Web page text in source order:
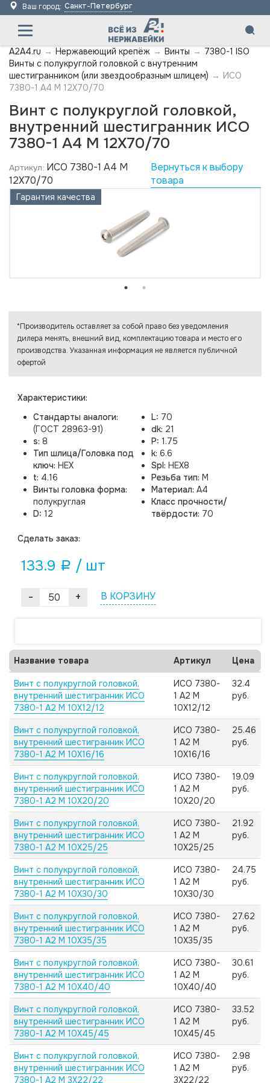
Ваш город: Санкт-Петербург
A2A4.ru → Нержавеющий крепёж → Винты → 7380-1 ISO
Винты с полукруглой головкой с внутренним
шестигранником (или звездообразным шлицем) → ИСО
7380-1 А4 M 12X70/70
Винт с полукруглой головкой,
внутренний шестигранник ИСО
7380-1 А4 M 12X70/70
Артикул: ИСО 7380-1 А4 M
12X70/70
Вернуться к выбору
товара
Гарантия качества
Характеристики:
Стандарты аналоги:
(ГОСТ 28963-91)
s: 8
Тип шлица/Головка под
ключ: HEX
t: 4.16
Винты головка форма:
полукруглая
D: 12
L: 70
dk: 21
P: 1.75
k: 6.6
Spl: HEX8
Резьба тип: M
Материал: A4
Класс прочности/
твёрдости: 70
Cделать заказ:
133.9 a / шт
- + В КОРЗИНУ
*Производитель оставляет за собой право без уведомления
дилера менять, внешний вид, комплектацию товара и место его
производства. Указанная информация не является публичной
офертой
Название товара Артикул Цена
Винт с полукруглой головкой,
внутренний шестигранник ИСО
7380-1 А2 M 10X12/12
ИСО 7380-
1 А2 M
10X12/12
32.4
руб.
Винт с полукруглой головкой,
внутренний шестигранник ИСО
7380-1 А2 M 10X16/16
ИСО 7380-
1 А2 M
10X16/16
25.46
руб.
Винт с полукруглой головкой,
внутренний шестигранник ИСО
7380-1 А2 M 10X20/20
ИСО 7380-
1 А2 M
10X20/20
19.09
руб.
Винт с полукруглой головкой,
внутренний шестигранник ИСО
7380-1 А2 M 10X25/25
ИСО 7380-
1 А2 M
10X25/25
21.92
руб.
Винт с полукруглой головкой,
внутренний шестигранник ИСО
7380-1 А2 M 10X30/30
ИСО 7380-
1 А2 M
10X30/30
24.75
руб.
Винт с полукруглой головкой,
внутренний шестигранник ИСО
7380-1 А2 M 10X35/35
ИСО 7380-
1 А2 M
10X35/35
27.62
руб.
Винт с полукруглой головкой,
внутренний шестигранник ИСО
7380-1 А2 M 10X40/40
ИСО 7380-
1 А2 M
10X40/40
30.61
руб.
Винт с полукруглой головкой,
внутренний шестигранник ИСО
7380-1 А2 M 10X45/45
ИСО 7380-
1 А2 M
10X45/45
33.52
руб.
Винт с полукруглой головкой,
внутренний шестигранник ИСО
7380-1 А2 M 3X22/22
ИСО 7380-
1 А2 M
3X22/22
2.98
руб.